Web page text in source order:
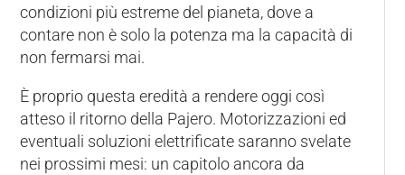
condizioni più estreme del pianeta, dove a
contare non è solo la potenza ma la capacità di
non fermarsi mai.
È proprio questa eredità a rendere oggi così
atteso il ritorno della Pajero. Motorizzazioni ed
eventuali soluzioni elettrificate saranno svelate
nei prossimi mesi: un capitolo ancora da